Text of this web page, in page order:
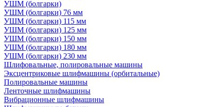
УШМ (болгарки)
УШМ (болгарки) 76 мм
УШМ (болгарки) 115 мм
УШМ (болгарки) 125 мм
УШМ (болгарки) 150 мм
УШМ (болгарки) 180 мм
УШМ (болгарки) 230 мм
Шлифовальные, полировальные машины
Эксцентриковые шлифмашины (орбитальные)
Полировальные машины
Ленточные шлифмашины
Вибрационные шлифмашины